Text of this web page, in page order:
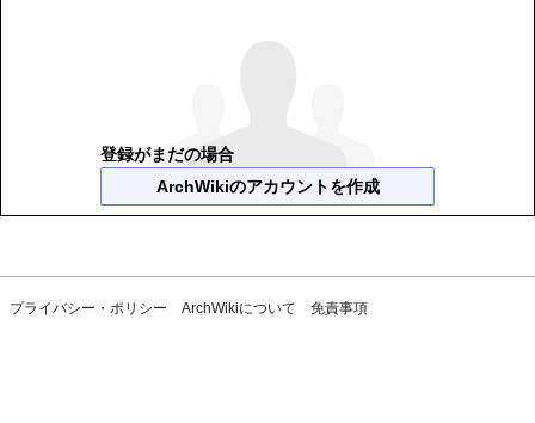
登録がまだの場合
ArchWikiのアカウントを作成
プライバシー・ポリシー ArchWikiについて 免責事項